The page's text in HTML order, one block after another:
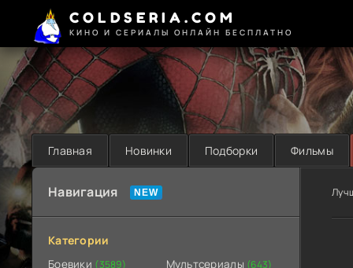
COLDSERIA.COM
КИНО И СЕРИАЛЫ ОНЛАЙН БЕСПЛАТНО
Главная Новинки Подборки Фильмы
Навигация
Категории
Боевики (3589) Мультсериалы (643)